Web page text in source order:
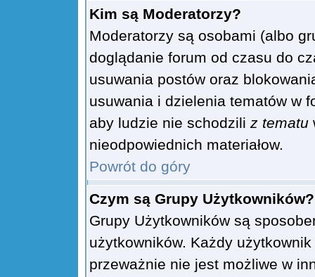
Kim są Moderatorzy?
Moderatorzy są osobami (albo
doglądanie forum od czasu do
usuwania postów oraz
usuwania i dzielenia tematów w
aby ludzie nie schodzili z tematu
nieodpowiednich materiałow.
Powrót do góry
Czym są Grupy Użytkowników?
Grupy Użytkowników są
użytkowników. Każdy
przeważnie nie jest możliwe w